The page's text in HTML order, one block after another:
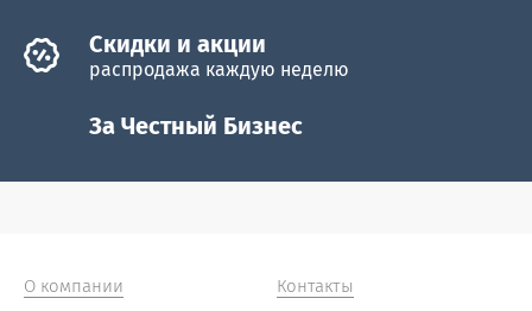
Cкидки и акции
распродажа каждую неделю
За Честный Бизнес
О компании
Контакты